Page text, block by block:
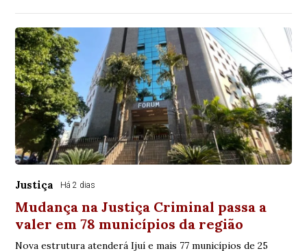
Justiça Há 2 dias
Mudança na Justiça Criminal passa a
valer em 78 municípios da região
Nova estrutura atenderá Ijuí e mais 77 municípios de 25